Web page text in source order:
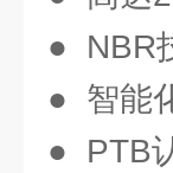
● NBR
● 智能
● PTB